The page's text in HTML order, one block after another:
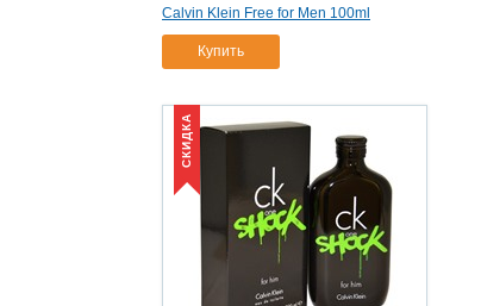
Calvin Klein Free for Men 100ml
Купить
СКИДКА